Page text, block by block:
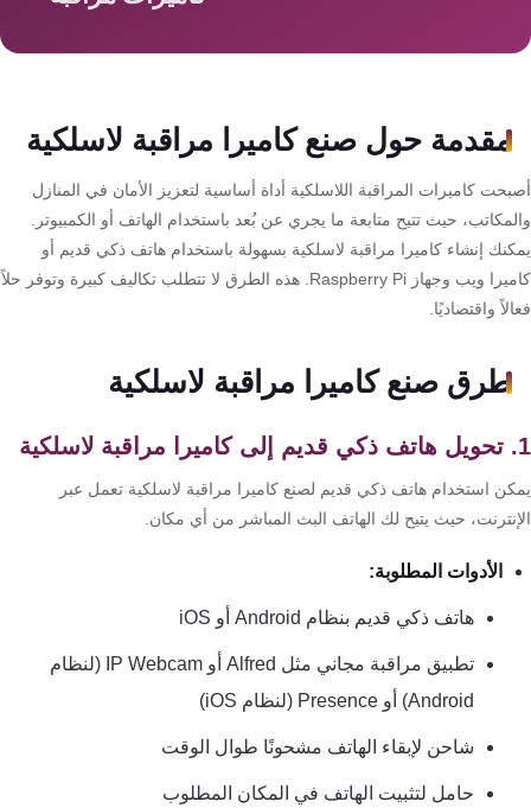
مقدمة حول صنع كاميرا مراقبة لاسلكية
كاميرات المراقبة اللاسلكية أداة أساسية لتعزيز الأمان في المنازل
حيث تتيح متابعة ما يجري عن بُعد باستخدام الهاتف أو الكمبيوتر.
إنشاء كاميرا مراقبة لاسلكية بسهولة باستخدام هاتف ذكي قديم أو
كاميرا ويب وجهاز Raspberry Pi. هذه الطرق لا تتطلب تكاليف كبيرة وتوفر حلاً
واقتصاديًا.
طرق صنع كاميرا مراقبة لاسلكية
استخدام هاتف ذكي قديم لصنع كاميرا مراقبة لاسلكية تعمل عبر
حيث يتيح لك الهاتف البث المباشر من أي مكان.
الأدوات المطلوبة:
هاتف ذكي قديم بنظام Android أو iOS
تطبيق مراقبة مجاني مثل Alfred أو IP Webcam (لنظام
Android) أو Presence (لنظام iOS)
شاحن لإبقاء الهاتف مشحونًا طوال الوقت
حامل لتثبيت الهاتف في المكان المطلوب
هوم
سيستم
حلول
أمنية
للشركات
والمصانع
جهاز
الحضور
شبكات
المحمول